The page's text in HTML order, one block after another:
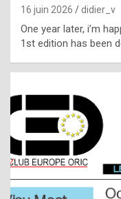
16 juin 2026 didier_v
One year later, i’m
1st edition has been